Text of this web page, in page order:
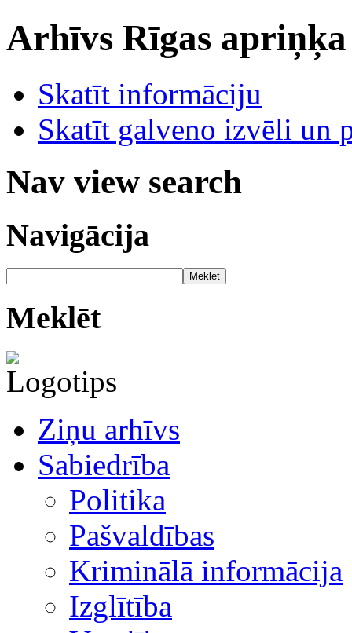
Arhīvs Rīgas
Skatīt informāciju
Skatīt galveno izvēli un
Nav view search
Navigācija
Meklēt
Meklēt
Ziņu arhīvs
Sabiedrība
Politika
Pašvaldības
Kriminālā informācija
Izglītība